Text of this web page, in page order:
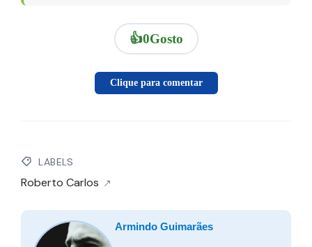
👍0Gosto
Clique para comentar
LABELS
Roberto Carlos
Armindo Guimarães